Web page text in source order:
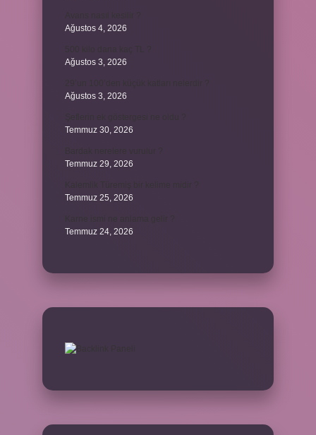
Ağustos 4, 2026
Ağustos 3, 2026
Ağustos 3, 2026
Temmuz 30, 2026
Temmuz 29, 2026
Temmuz 25, 2026
Temmuz 24, 2026